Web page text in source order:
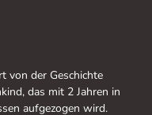
von der Geschichte
das mit 2 Jahren in
aufgezogen wird.